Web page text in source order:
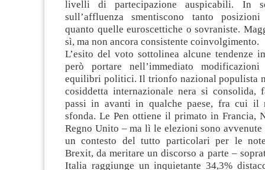
livelli di partecipazione auspicabili. In
sull’affluenza smentiscono tanto posizioni
quanto quelle euroscettiche o sovraniste.
sì, ma non ancora consistente coinvolgimento.
L’esito del voto sottolinea alcune tendenze
però portare nell’immediato
equilibri politici. Il trionfo nazional populista
cosiddetta internazionale nera si consolida,
passi in avanti in qualche paese, fra cui il
sfonda. Le Pen ottiene il primato in Francia,
Regno Unito – ma lì le elezioni sono
un contesto del tutto particolari per le
Brexit, da meritare un discorso a parte –
Italia raggiunge un inquietante 34,3%